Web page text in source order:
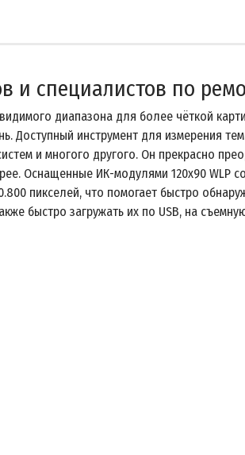
и специалистов по
диапазона для более чёткой
инструмент для измерения
и многого другого. Он прекрасно
Оснащенные ИК-модулями 120x90 WLP
пикселей, что помогает быстро
быстро загружать их по USB, на